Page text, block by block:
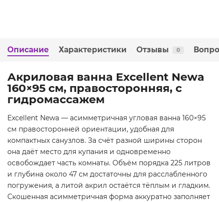
Описание Характеристики Отзывы 0
Акриловая ванна Excellent Newa
160×95 см, правосторонняя, с
гидромассажем
Excellent Newa — асимметричная угловая ванна 160×95
см правосторонней ориентации, удобная для
компактных санузлов. За счёт разной ширины сторон
она даёт место для купания и одновременно
освобождает часть комнаты. Объём порядка 225 литров
и глубина около 47 см достаточны для расслабленного
погружения, а литой акрил остаётся тёплым и гладким.
Скошенная асимметричная форма аккуратно заполняет